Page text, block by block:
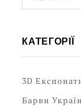
КАТЕГОРІЇ
3D
Барви